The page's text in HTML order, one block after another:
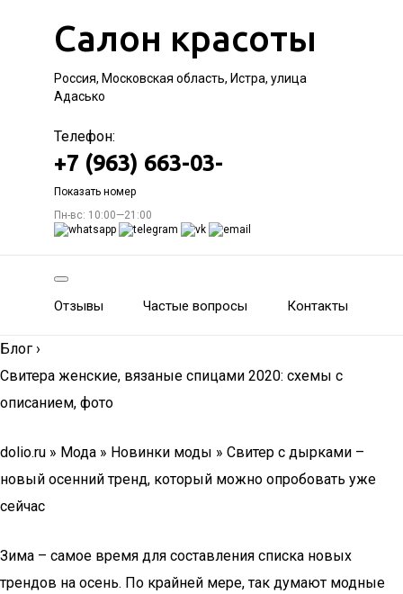
Салон красоты
Россия, Московская область, Истра, улица
Адасько
Телефон:
+7 (963) 663-03-
Показать номер
Пн-вс: 10:00—21:00
Отзывы Частые вопросы Контакты
Блог ›
Свитера женские, вязаные спицами 2020: схемы с
описанием, фото
dolio.ru » Мода » Новинки моды » Свитер с дырками –
новый осенний тренд, который можно опробовать уже
сейчас
Зима – самое время для составления списка новых
трендов на осень. По крайней мере, так думают модные